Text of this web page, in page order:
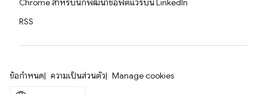
Chrome สำหรับนักพัฒนาซอฟต์แวร์บน LinkedIn
RSS
ข้อกำหนด ความเป็นส่วนตัว Manage cookies